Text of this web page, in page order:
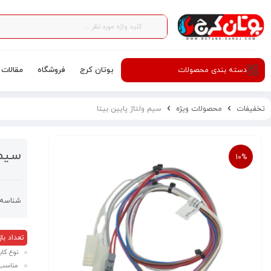
دسته‌ بندی محصولات بوتان کرج فروشگاه مقالات
تخفیفات محصولات ویژه سیم ولتاژ پایین بیتا
10%
تعداد
نوع